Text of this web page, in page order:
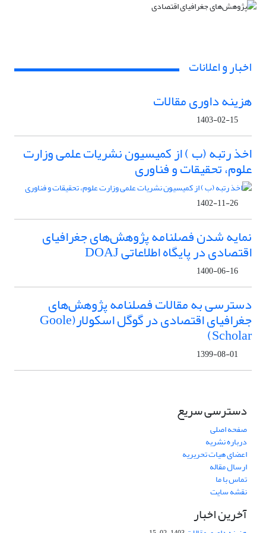
اخبار و اعلانات
هزینه داوری مقالات
1403-02-15
اخذ رتبه (ب ) از کمیسیون نشریات علمی وزارت
علوم، تحقیقات و فناوری
1402-11-26
نمایه شدن فصلنامه پژوهش‌های جغرافیای
اقتصادی در پایگاه اطلاعاتی DOAJ
1400-06-16
دسترسی به مقالات فصلنامه پژوهش‌های
جغرافیای اقتصادی در گوگل اسکولار(Goole
Scholar)
1399-08-01
دسترسی سریع
صفحه اصلی
درباره نشریه
اعضای هیات تحریریه
ارسال مقاله
تماس با ما
نقشه سایت
آخرین اخبار